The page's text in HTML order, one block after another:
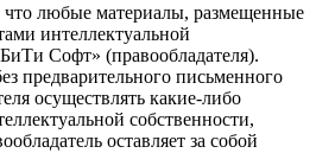
что любые материалы, размещенные
интеллектуальной
Софт» (правообладателя).
предварительного письменного
осуществлять какие-либо
собственности,
оставляет за собой